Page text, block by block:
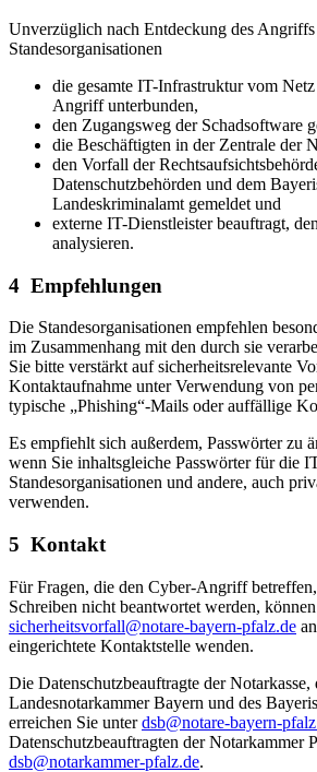
Unverzüglich nach Entdeckung des Angriffs
Standesorganisationen
die gesamte IT-Infrastruktur vom
Angriff unterbunden,
den Zugangsweg der Schadsoftware
die Beschäftigten in der Zentrale der
den Vorfall der
Datenschutzbehörden und dem
Landeskriminalamt gemeldet und
externe IT-Dienstleister beauftragt,
analysieren.
4 Empfehlungen
Die Standesorganisationen empfehlen
im Zusammenhang mit den durch sie
Sie bitte verstärkt auf sicherheitsrelevante
Kontaktaufnahme unter Verwendung von
typische „Phishing“-Mails oder auffällige
Es empfiehlt sich außerdem, Passwörter zu
wenn Sie inhaltsgleiche Passwörter für die
Standesorganisationen und andere, auch
verwenden.
5 Kontakt
Für Fragen, die den Cyber-Angriff
Schreiben nicht beantwortet werden,
sicherheitsvorfall@notare-bayern-pfalz.de
eingerichtete Kontaktstelle wenden.
Die Datenschutzbeauftragte der Notarkasse,
Landesnotarkammer Bayern und des
erreichen Sie unterdsb@notare-bayern-
Datenschutzbeauftragten der Notarkammer
dsb@notarkammer-pfalz.de.